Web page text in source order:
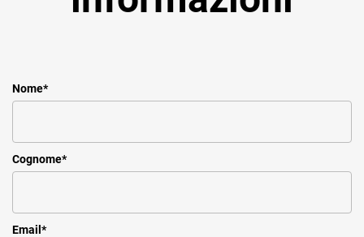
Nome*
Cognome*
Email *